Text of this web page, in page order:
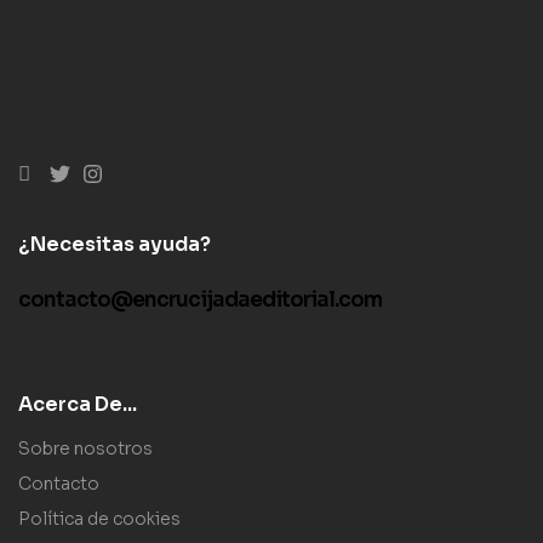
¿Necesitas ayuda?
contacto@encrucijadaeditorial.com
Acerca De...
Sobre nosotros
Contacto
Política de cookies